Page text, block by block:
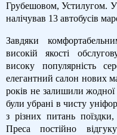
Грубешовом, Устилугом. У
налічував 13 автобусів
Завдяки
високій якості
високу популярність
елегантний салон нових
років не залишили жодної
були убрані в чисту
з різних питань
Преса постійно